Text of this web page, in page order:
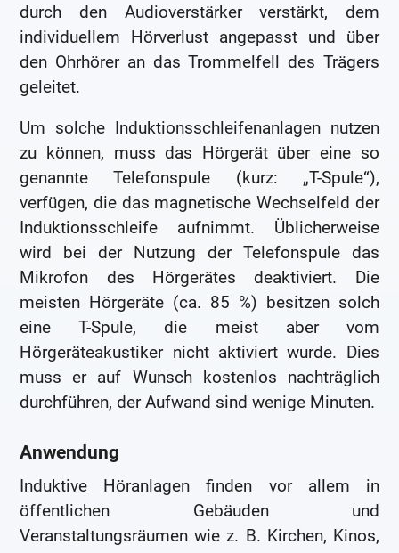
durch den Audioverstärker verstärkt, dem
individuellem Hörverlust angepasst und über
den Ohrhörer an das Trommelfell des Trägers
geleitet.
Um solche Induktionsschleifenanlagen nutzen
zu können, muss das Hörgerät über eine so
genannte Telefonspule (kurz: „T-Spule“),
verfügen, die das magnetische Wechselfeld der
Induktionsschleife aufnimmt. Üblicherweise
wird bei der Nutzung der Telefonspule das
Mikrofon des Hörgerätes deaktiviert. Die
meisten Hörgeräte (ca. 85 %) besitzen solch
eine T-Spule, die meist aber vom
Hörgeräteakustiker nicht aktiviert wurde. Dies
muss er auf Wunsch kostenlos nachträglich
durchführen, der Aufwand sind wenige Minuten.
Anwendung
Induktive Höranlagen finden vor allem in
öffentlichen Gebäuden und
Veranstaltungsräumen wie z. B. Kirchen, Kinos,